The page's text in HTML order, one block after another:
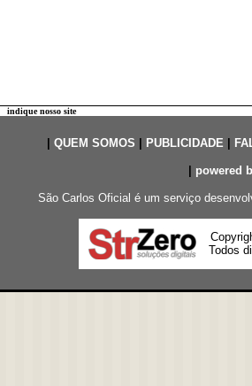
indique nosso site
QUEM SOMOS PUBLICIDADE|
powered
São Carlos Oficial é um serviço
Todos